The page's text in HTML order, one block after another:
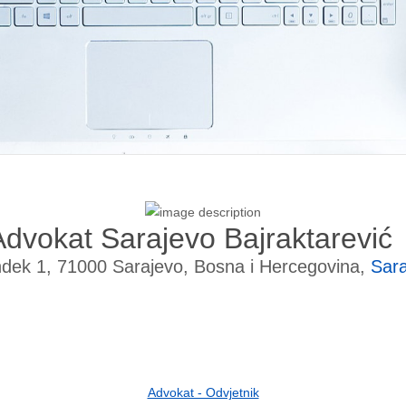
Sarajevo Bajraktarević
1, 71000 Sarajevo, Bosna i Hercegovina,
Advokat - Odvjetnik